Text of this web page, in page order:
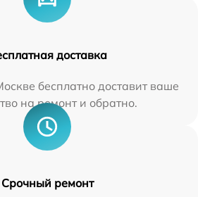
доставка
бесплатно доставит ваше
на ремонт и обратно.
Срочный ремонт